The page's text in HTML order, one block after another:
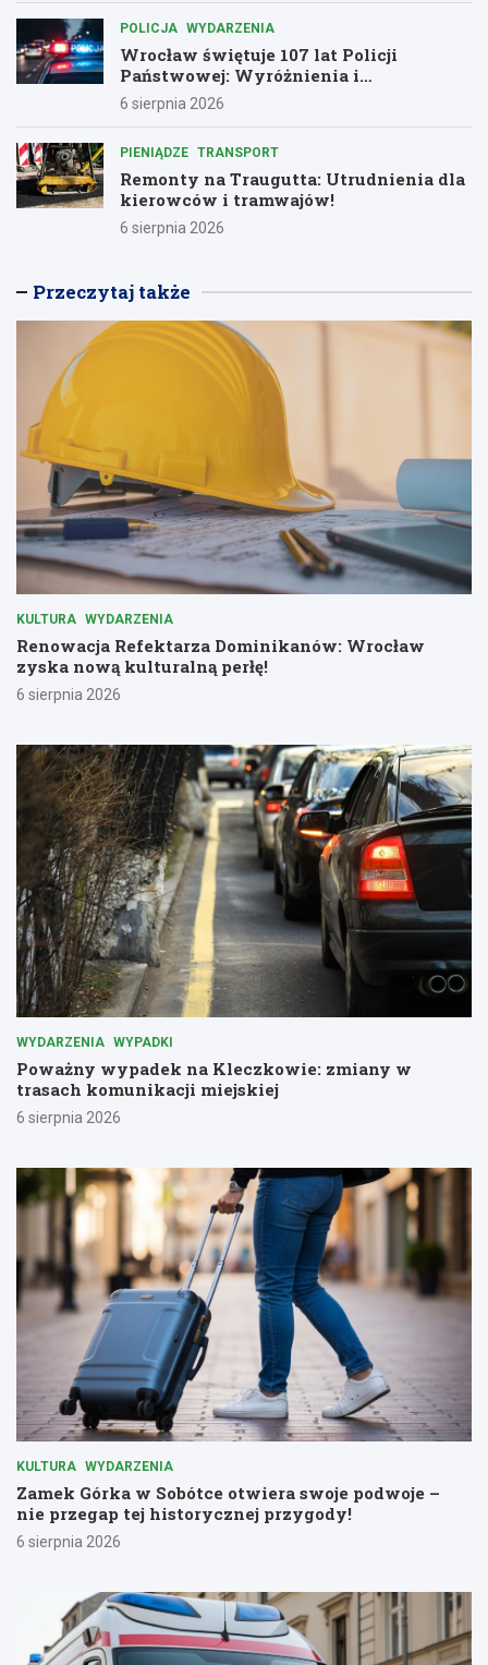
POLICJA WYDARZENIA
Wrocław świętuje 107 lat Policji
Państwowej: Wyróżnienia i
podziękowania dla bohaterów służby
6 sierpnia 2026
PIENIĄDZE TRANSPORT
Remonty na Traugutta: Utrudnienia dla
kierowców i tramwajów!
6 sierpnia 2026
Przeczytaj także
KULTURA WYDARZENIA
Renowacja Refektarza Dominikanów: Wrocław
zyska nową kulturalną perłę!
6 sierpnia 2026
WYDARZENIA WYPADKI
Poważny wypadek na Kleczkowie: zmiany w
trasach komunikacji miejskiej
6 sierpnia 2026
KULTURA WYDARZENIA
Zamek Górka w Sobótce otwiera swoje podwoje –
nie przegap tej historycznej przygody!
6 sierpnia 2026